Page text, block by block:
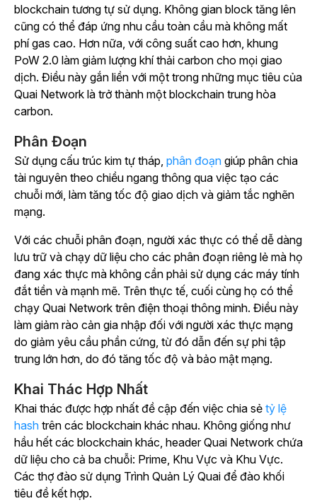
blockchain tương tự sử dụng. Không gian block tăng lên
cũng có thể đáp ứng nhu cầu toàn cầu mà không mất
phí gas cao. Hơn nữa, với công suất cao hơn, khung
PoW 2.0 làm giảm lượng khí thải carbon cho mọi giao
dịch. Điều này gắn liền với một trong những mục tiêu của
Quai Network là trở thành một blockchain trung hòa
carbon.
Phân Đoạn
Sử dụng cấu trúc kim tự tháp, phân đoạn giúp phân chia
tài nguyên theo chiều ngang thông qua việc tạo các
chuỗi mới, làm tăng tốc độ giao dịch và giảm tắc nghẽn
mạng.
Với các chuỗi phân đoạn, người xác thực có thể dễ dàng
lưu trữ và chạy dữ liệu cho các phân đoạn riêng lẻ mà họ
đang xác thực mà không cần phải sử dụng các máy tính
đắt tiền và mạnh mẽ. Trên thực tế, cuối cùng họ có thể
chạy Quai Network trên điện thoại thông minh. Điều này
làm giảm rào cản gia nhập đối với người xác thực mạng
do giảm yêu cầu phần cứng, từ đó dẫn đến sự phi tập
trung lớn hơn, do đó tăng tốc độ và bảo mật mạng.
Khai Thác Hợp Nhất
Khai thác được hợp nhất đề cập đến việc chia sẻ tỷ lệ
hash trên các blockchain khác nhau. Không giống như
hầu hết các blockchain khác, header Quai Network chứa
dữ liệu cho cả ba chuỗi: Prime, Khu Vực và Khu Vực.
Các thợ đào sử dụng Trình Quản Lý Quai để đào khối
tiêu đề kết hợp.